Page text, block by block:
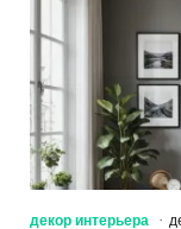
декор интерьера